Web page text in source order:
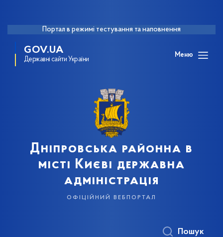
Портал в режимі тестування та наповнення
GOV.UA
Державні сайти України
Меню
Дніпровська районна в
місті Києві державна
адміністрація
офіційний вебпортал
Пошук